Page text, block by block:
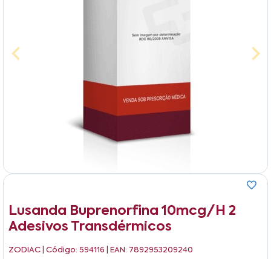
Lusanda Buprenorfina 10mcg/h 2
Adesivos Transdérmicos
ZODIAC | Código: 594116 | EAN: 7892953209240